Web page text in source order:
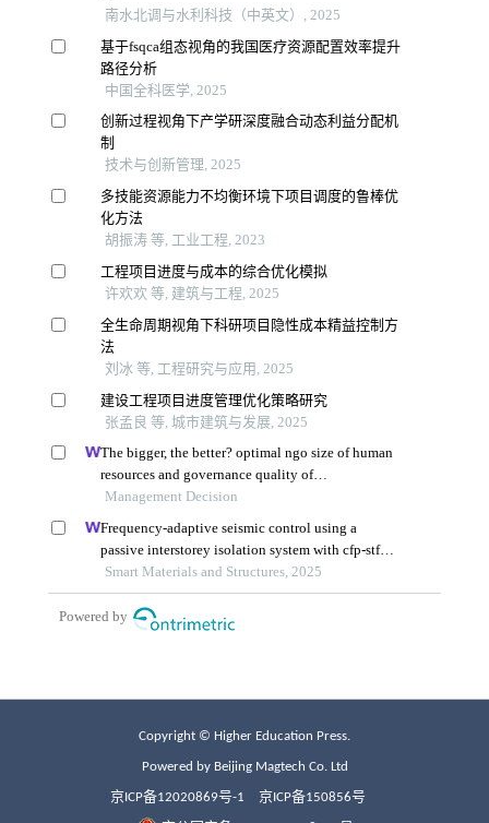
Copyright © Higher Education Press.
Powered by Beijing Magtech Co. Ltd
京ICP备12020869号-1 京ICP备150856号